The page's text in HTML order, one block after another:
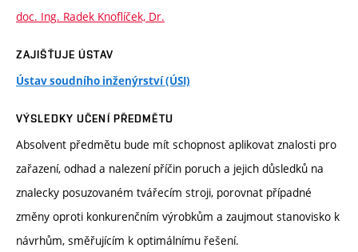
doc. Ing. Radek Knoflíček, Dr.
ZAJIŠŤUJE ÚSTAV
Ústav soudního inženýrství (ÚSI)
VÝSLEDKY UČENÍ PŘEDMĚTU
Absolvent předmětu bude mít schopnost aplikovat znalosti pro
zařazení, odhad a nalezení příčin poruch a jejich důsledků na
znalecky posuzovaném tvářecím stroji, porovnat případné
změny oproti konkurenčním výrobkům a zaujmout stanovisko k
návrhům, směřujícím k optimálnímu řešení.